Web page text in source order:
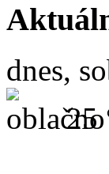
dnes,
25